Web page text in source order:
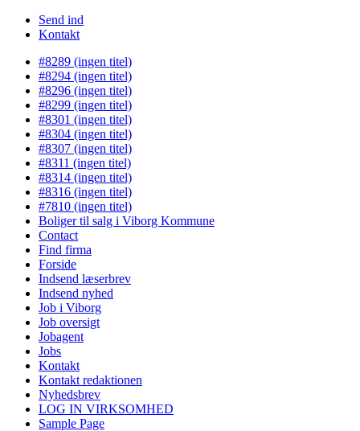
Send ind
Kontakt
#8289 (ingen titel)
#8294 (ingen titel)
#8296 (ingen titel)
#8299 (ingen titel)
#8301 (ingen titel)
#8304 (ingen titel)
#8307 (ingen titel)
#8311 (ingen titel)
#8314 (ingen titel)
#8316 (ingen titel)
#7810 (ingen titel)
Boliger til salg i Viborg Kommune
Contact
Find firma
Forside
Indsend læserbrev
Indsend nyhed
Job i Viborg
Job oversigt
Jobagent
Jobs
Kontakt
Kontakt redaktionen
Nyhedsbrev
LOG IN VIRKSOMHED
Sample Page